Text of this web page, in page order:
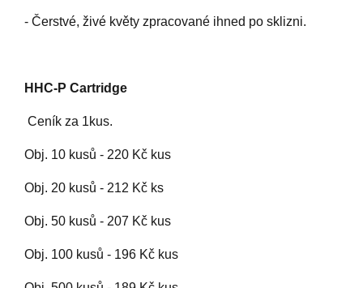
- Čerstvé, živé květy zpracované ihned po sklizni.
HHC-P Cartridge
Ceník za 1kus.
Obj. 10 kusů - 220 Kč kus
Obj. 20 kusů - 212 Kč ks
Obj. 50 kusů - 207 Kč kus
Obj. 100 kusů - 196 Kč kus